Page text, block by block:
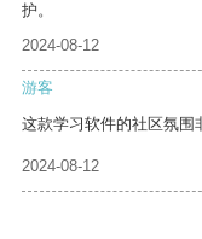
护。
2024-08-12
游客
这款学习软件的社区氛围
2024-08-12